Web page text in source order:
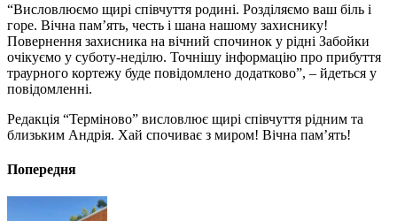
“Висловлюємо щирі співчуття родині. Розділяємо ваш біль і
горе. Вічна пам’ять, честь і шана нашому захиснику!
Повернення захисника на вічний спочинок у рідні Забойки
очікуємо у суботу-неділю. Точнішу інформацію про прибуття
траурного кортежу буде повідомлено додатково”, – йдеться у
повідомленні.
Редакція “Терміново” висловлює щирі співчуття рідним та
близьким Андрія. Хай спочиває з миром! Вічна пам’ять!
Попередня